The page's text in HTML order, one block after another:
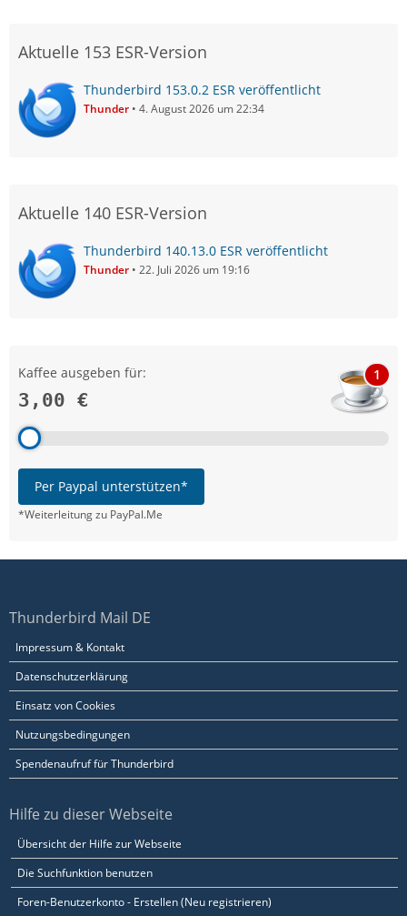
Aktuelle 153 ESR-Version
Thunderbird 153.0.2 ESR veröffentlicht
Thunder 4. August 2026 um 22:34
Aktuelle 140 ESR-Version
Thunderbird 140.13.0 ESR veröffentlicht
Thunder 22. Juli 2026 um 19:16
Kaffee ausgeben für:
3,00 €
1
Per Paypal unterstützen*
*Weiterleitung zu PayPal.Me
Thunderbird Mail DE
Impressum & Kontakt
Datenschutzerklärung
Einsatz von Cookies
Nutzungsbedingungen
Spendenaufruf für Thunderbird
Hilfe zu dieser Webseite
Übersicht der Hilfe zur Webseite
Die Suchfunktion benutzen
Foren-Benutzerkonto - Erstellen (Neu registrieren)